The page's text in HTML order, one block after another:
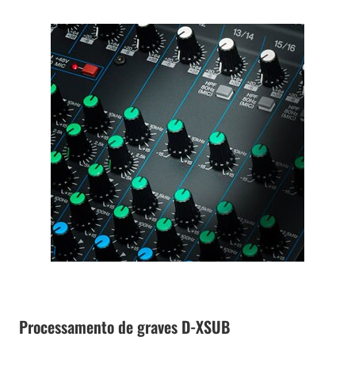
Processamento de graves D-XSUB